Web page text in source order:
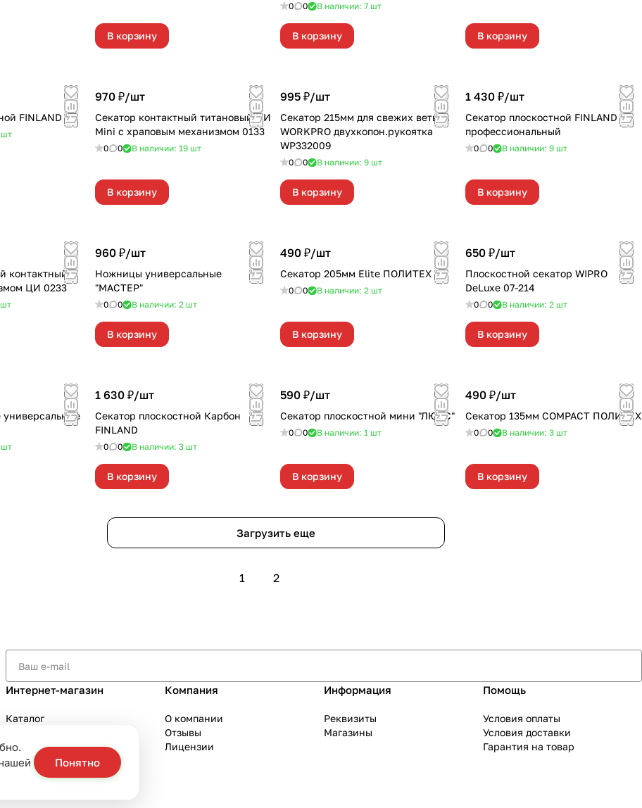
Понятно
В корзину
0 0 В наличии: 7 шт
В корзину В корзину
FINLAND
шт
970 ₽/шт
Секатор контактный титановый ЦИ
Mini с храповым механизмом 0133
0 0 В наличии: 19 шт
В корзину
995 ₽/шт
Секатор 215мм для свежих ветвей
WORKPRO двухкопон.рукоятка
WP332009
0 0 В наличии: 9 шт
В корзину
1 430 ₽/шт
Секатор плоскостной FINLAND
профессиональный
0 0 В наличии: 9 шт
В корзину
контактный с
ЦИ 0233
шт
960 ₽/шт
Ножницы универсальные
"МАСТЕР"
0 0 В наличии: 2 шт
В корзину
490 ₽/шт
Секатор 205мм Elite ПОЛИТЕХ
0 0 В наличии: 2 шт
В корзину
650 ₽/шт
Плоскостной секатор WIPRO
DeLuxe 07-214
0 0 В наличии: 2 шт
В корзину
шт
1 630 ₽/шт
Секатор плоскостной Карбон
FINLAND
0 0 В наличии: 3 шт
В корзину
590 ₽/шт
Секатор плоскостной мини "ЛЮКС"
0 0 В наличии: 1 шт
В корзину
490 ₽/шт
Секатор 135мм COMPACT ПОЛИТЕХ
0 0 В наличии: 3 шт
В корзину
Загрузить еще
1 2
Интернет-магазин
Каталог
Бренды
Услуги
Компания
О компании
Отзывы
Лицензии
Информация
Реквизиты
Магазины
Помощь
Условия оплаты
Условия доставки
Гарантия на товар